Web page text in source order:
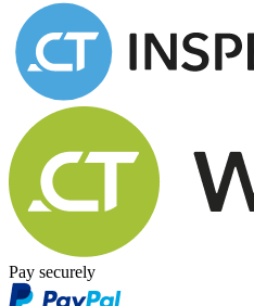
Pay securely